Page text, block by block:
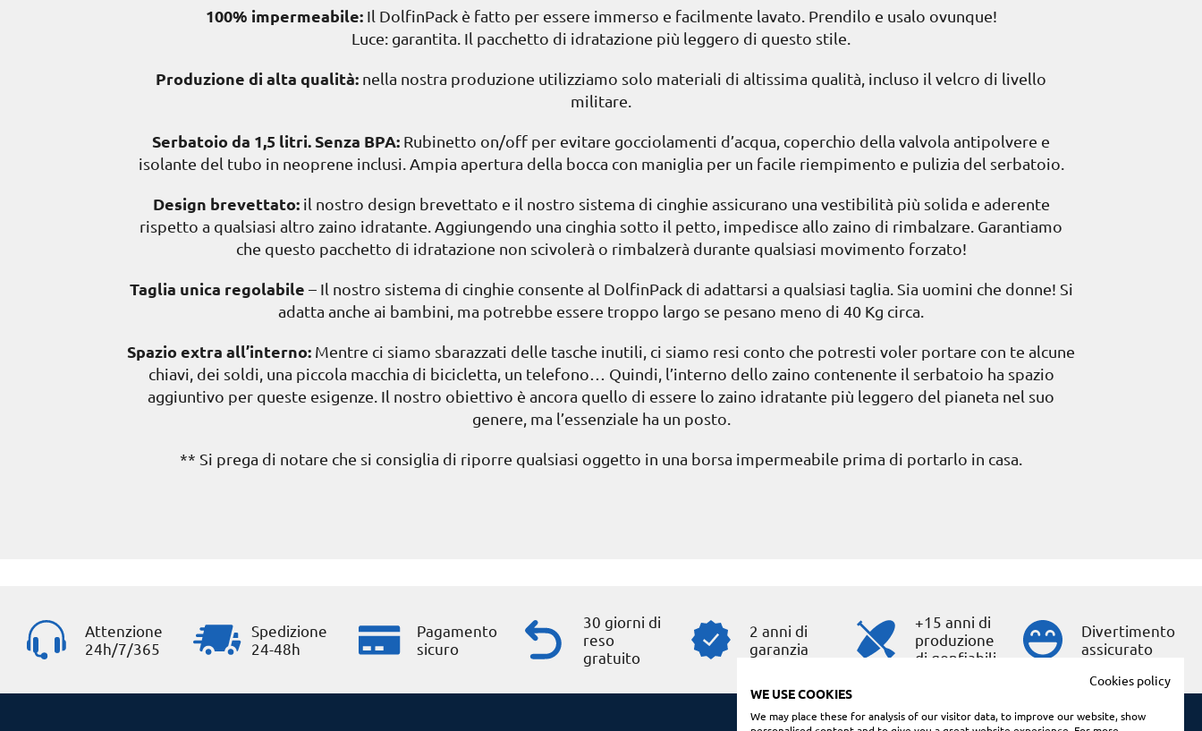
100% impermeabile:Il DolfinPack è fatto per essere immerso e facilmente lavato. Prendilo e usalo ovunque!
Luce: garantita. Il pacchetto di idratazione più leggero di questo stile.
Produzione di alta qualità: nella nostra produzione utilizziamo solo materiali di altissima qualità, incluso il velcro di livello
militare.
Serbatoio da 1,5 litri. Senza BPA: Rubinetto on/off per evitare gocciolamenti d’acqua, coperchio della valvola antipolvere e
isolante del tubo in neoprene inclusi. Ampia apertura della bocca con maniglia per un facile riempimento e pulizia del serbatoio.
Design brevettato:il nostro design brevettato e il nostro sistema di cinghie assicurano una vestibilità più solida e aderente
rispetto a qualsiasi altro zaino idratante. Aggiungendo una cinghia sotto il petto, impedisce allo zaino di rimbalzare. Garantiamo
che questo pacchetto di idratazione non scivolerà o rimbalzerà durante qualsiasi movimento forzato!
Taglia unica regolabile – Il nostro sistema di cinghie consente al DolfinPack di adattarsi a qualsiasi taglia. Sia uomini che donne! Si
adatta anche ai bambini, ma potrebbe essere troppo largo se pesano meno di 40 Kg circa.
Spazio extra all’interno: Mentre ci siamo sbarazzati delle tasche inutili, ci siamo resi conto che potresti voler portare con te alcune
chiavi, dei soldi, una piccola macchia di bicicletta, un telefono… Quindi, l’interno dello zaino contenente il serbatoio ha spazio
aggiuntivo per queste esigenze. Il nostro obiettivo è ancora quello di essere lo zaino idratante più leggero del pianeta nel suo
genere, ma l’essenziale ha un posto.
** Si prega di notare che si consiglia di riporre qualsiasi oggetto in una borsa impermeabile prima di portarlo in casa.
Attenzione
24h/7/365
Spedizione
24-48h
Pagamento
sicuro
30 giorni di
reso
gratuito
2 anni di
garanzia
+15 anni di
produzione
di gonfiabili
Divertimento
assicurato
Cookies policy
WE USE COOKIES
We may place these for analysis of our visitor data, to improve our website, show